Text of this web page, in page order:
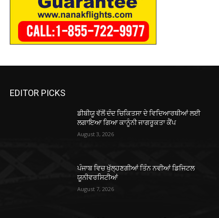
EDITOR PICKS
ਡੀਬੀਯੂ ਵੱਲੋਂ ਦੰਦ ਚਿਕਿਤਸਾ ਦੇ ਵਿਦਿਆਰਥੀਆਂ ਲਈ
ਲਗਾਇਆ ਗਿਆ ਕਾਨੂੰਨੀ ਜਾਗਰੂਕਤਾ ਕੈਂਪ
August 3, 2026
ਪੰਜਾਬ ਵਿਚ ਖੁੱਲ੍ਹਣਗੀਆਂ ਤਿੰਨ ਨਵੀਆਂ ਡਿਜਿਟਲ
ਯੂਨੀਵਰਸਿਟੀਆਂ
August 7, 2026